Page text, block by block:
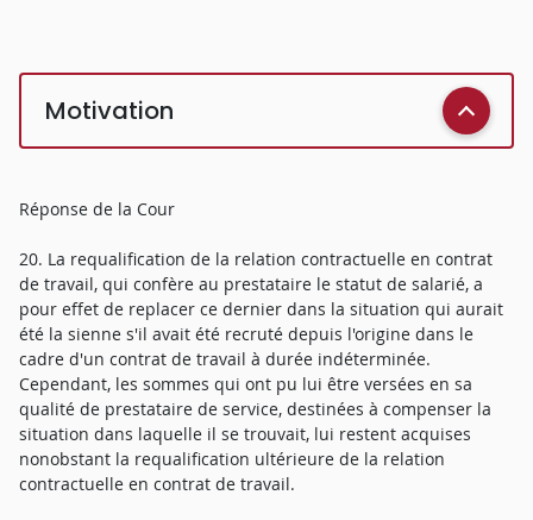
Motivation
Réponse de la Cour
20. La requalification de la relation contractuelle en contrat
de travail, qui confère au prestataire le statut de salarié, a
pour effet de replacer ce dernier dans la situation qui aurait
été la sienne s'il avait été recruté depuis l'origine dans le
cadre d'un contrat de travail à durée indéterminée.
Cependant, les sommes qui ont pu lui être versées en sa
qualité de prestataire de service, destinées à compenser la
situation dans laquelle il se trouvait, lui restent acquises
nonobstant la requalification ultérieure de la relation
contractuelle en contrat de travail.